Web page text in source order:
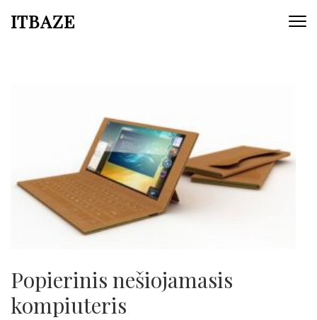
ITBAZE
Popierinis nešiojamasis
kompiuteris